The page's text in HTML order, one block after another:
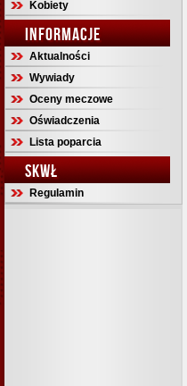
Kobiety
INFORMACJE
Aktualności
Wywiady
Oceny meczowe
Oświadczenia
Lista poparcia
SKWŁ
Regulamin